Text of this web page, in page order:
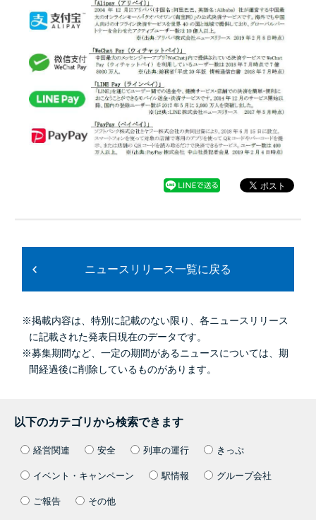
ニュースリリース一覧に戻る
※掲載内容は、特別に記載のない限り、各ニュースリリース
に記載された発表日現在のデータです。
※募集期間など、一定の期間があるニュースについては、期
間経過後に削除しているものがあります。
以下のカテゴリから検索できます
経営関連 安全 列車の運行 きっぷ
イベント・キャンペーン 駅情報 グループ会社
ご報告 その他